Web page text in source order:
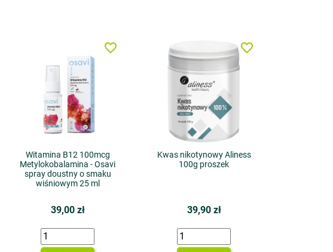
Witamina B12 100mcg
Metylokobalamina - Osavi
spray doustny o smaku
wiśniowym 25 ml
39,00 zł
favorite_border
Kwas nikotynowy Aliness
100g proszek
39,90 zł
favorite_border